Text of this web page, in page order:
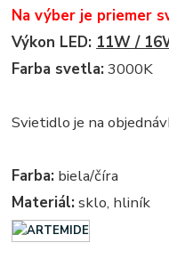
Na výber je priemer
Výkon LED: 11W /
Farba svetla: 3000K
Svietidlo je na
Farba: biela/číra
Materiál: sklo, hliník